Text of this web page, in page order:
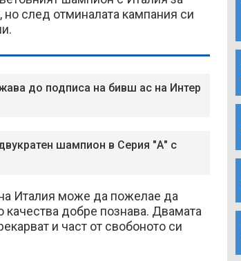
след отминалата кампания си
до подписа на бивш ас на Интер
шампион в Серия "А" с
Италия може да пожелае да
добре познава. Двамата
и част от свобоното си